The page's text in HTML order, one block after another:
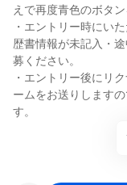
えで再度青色のボタ
・エントリー時にい
歴書情報が未記入・
募ください。
・エントリー後にリ
ームをお送りします
す。